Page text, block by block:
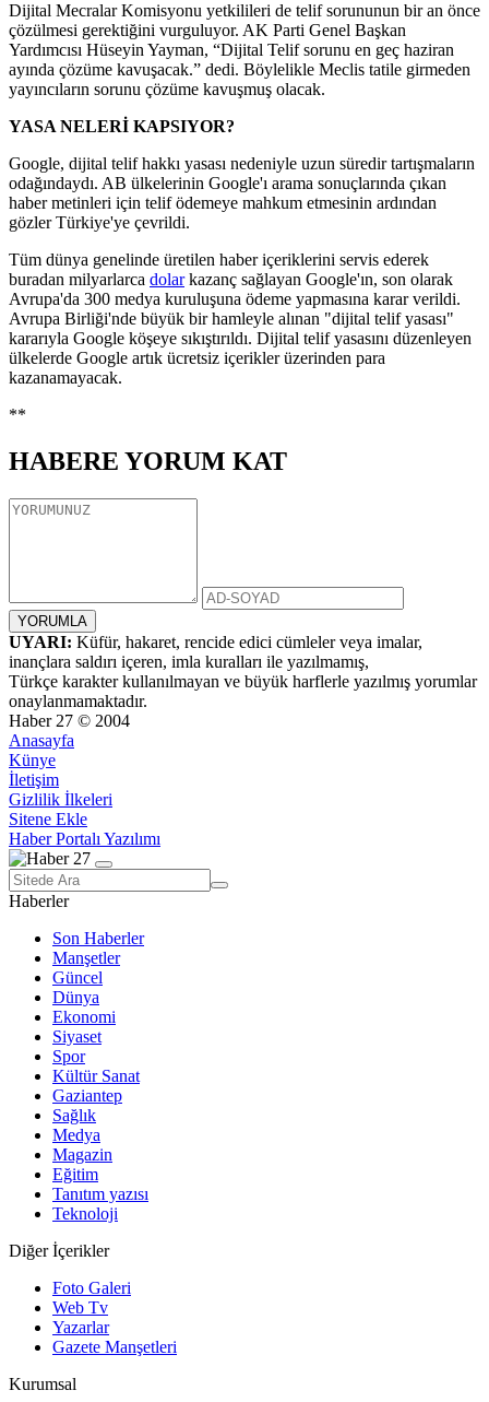
Dijital Mecralar Komisyonu yetkilileri de telif sorununun bir an önce
çözülmesi gerektiğini vurguluyor. AK Parti Genel Başkan
Yardımcısı Hüseyin Yayman, “Dijital Telif sorunu en geç haziran
ayında çözüme kavuşacak.” dedi. Böylelikle Meclis tatile girmeden
yayıncıların sorunu çözüme kavuşmuş olacak.
YASA NELERİ KAPSIYOR?
Google, dijital telif hakkı yasası nedeniyle uzun süredir tartışmaların
odağındaydı. AB ülkelerinin Google'ı arama sonuçlarında çıkan
haber metinleri için telif ödemeye mahkum etmesinin ardından
gözler Türkiye'ye çevrildi.
Tüm dünya genelinde üretilen haber içeriklerini servis ederek
buradan milyarlarca dolarkazanç sağlayan Google'ın, son olarak
Avrupa'da 300 medya kuruluşuna ödeme yapmasına karar verildi.
Avrupa Birliği'nde büyük bir hamleyle alınan "dijital telif yasası"
kararıyla Google köşeye sıkıştırıldı. Dijital telif yasasını düzenleyen
ülkelerde Google artık ücretsiz içerikler üzerinden para
kazanamayacak.
**
HABERE YORUM KAT
UYARI: Küfür, hakaret, rencide edici cümleler veya imalar,
inançlara saldırı içeren, imla kuralları ile yazılmamış,
Türkçe karakter kullanılmayan ve büyük harflerle yazılmış yorumlar
onaylanmamaktadır.
Haber 27 © 2004
Anasayfa
Künye
İletişim
Gizlilik İlkeleri
Sitene Ekle
Haber Portalı Yazılımı
Haberler
Son Haberler
Manşetler
Güncel
Dünya
Ekonomi
Siyaset
Spor
Kültür Sanat
Gaziantep
Sağlık
Medya
Magazin
Eğitim
Tanıtım yazısı
Teknoloji
Diğer İçerikler
Foto Galeri
Web Tv
Yazarlar
Gazete Manşetleri
Kurumsal